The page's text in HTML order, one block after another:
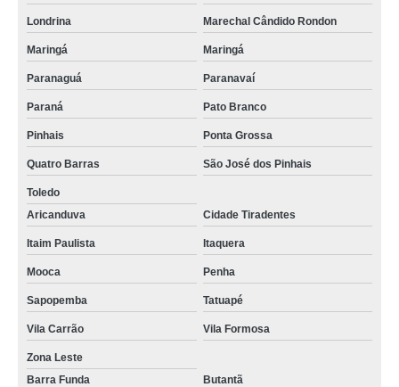
Londrina Marechal Cândido Rondon
Maringá Maringá
Paranaguá Paranavaí
Paraná Pato Branco
Pinhais Ponta Grossa
Quatro Barras São José dos Pinhais
Toledo
Aricanduva
Cidade Tiradentes
Itaim Paulista Itaquera
Mooca Penha
Sapopemba Tatuapé
Vila Carrão Vila Formosa
Zona Leste
Barra Funda
Butantã